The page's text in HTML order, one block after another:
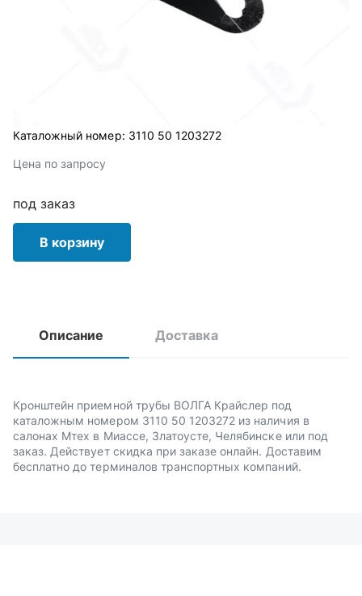
Каталожный номер: 3110 50 1203272
Цена по запросу
под заказ
В корзину
Описание Доставка
Кронштейн приемной трубы ВОЛГА Крайслер под
каталожным номером 3110 50 1203272 из наличия в
салонах Мтех в Миассе, Златоусте, Челябинске или под
заказ. Действует скидка при заказе онлайн. Доставим
бесплатно до терминалов транспортных компаний.